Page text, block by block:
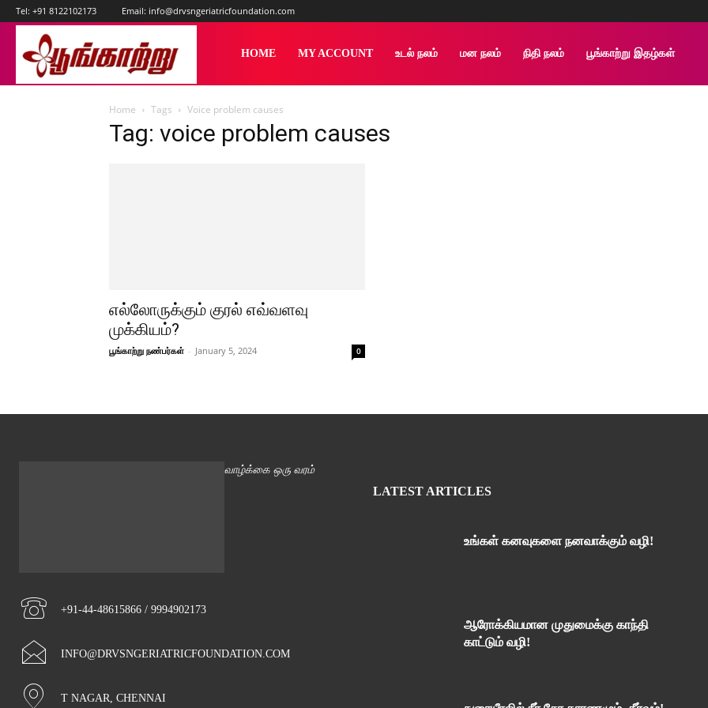
Tel: +91 8122102173 Email: info@drvsngeriatricfoundation.com
HOME MY ACCOUNT உடல் நலம் மன நலம் நிதி நலம் பூங்காற்று இதழ்கள்
Home Tags Voice problem causes
Tag: voice problem causes
எல்லோருக்கும் குரல் எவ்வளவு
முக்கியம்?
பூங்காற்று நண்பர்கள் - January 5, 2024 0
வாழ்க்கை ஒரு வரம்
+91-44-48615866 / 9994902173
INFO@DRVSNGERIATRICFOUNDATION.COM
T NAGAR, CHENNAI
LATEST ARTICLES
உங்கள் கனவுகளை நனவாக்கும் வழி!
ஆரோக்கியமான முதுமைக்கு காந்தி
காட்டும் வழி!